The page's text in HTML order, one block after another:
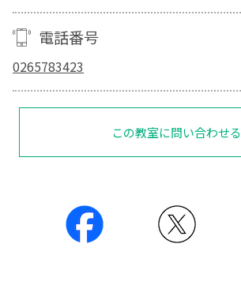
電話番号
0265783423
この教室に問い合わせる